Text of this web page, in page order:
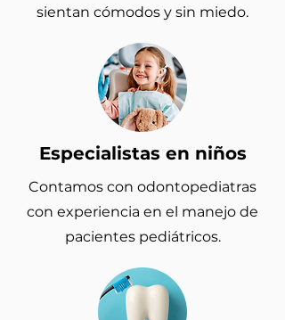
sientan cómodos y sin miedo.
Especialistas en niños
Contamos con odontopediatras
con experiencia en el manejo de
pacientes pediátricos.